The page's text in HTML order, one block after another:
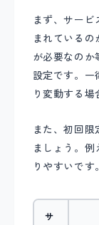
まず、サー
まれている
が必要なの
設定です。一
り変動する場
また、初回
ましょう。
りやすいです。
サ